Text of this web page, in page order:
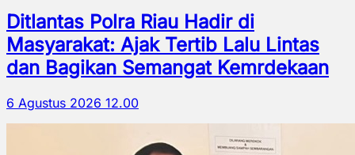
Ditlantas Polra Riau Hadir di
Masyarakat: Ajak Tertib Lalu Lintas
dan Bagikan Semangat Kemrdekaan
6 Agustus 2026 12.00